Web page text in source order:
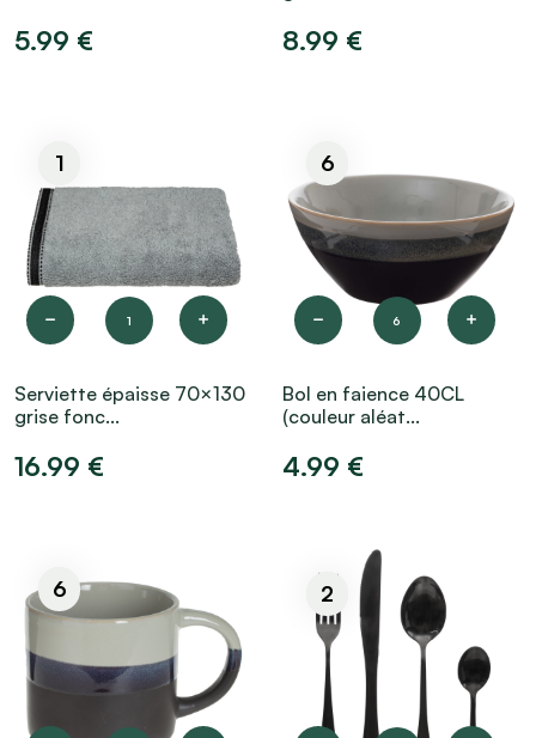
5.99 € 8.99 €
1
1
Serviette épaisse 70×130
grise fonc...
16.99 €
6
6
Bol en faience 40CL
(couleur aléat...
4.99 €
6 2